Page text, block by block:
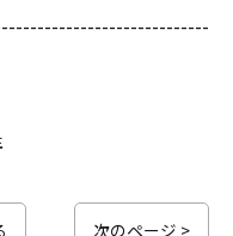
次のページ >